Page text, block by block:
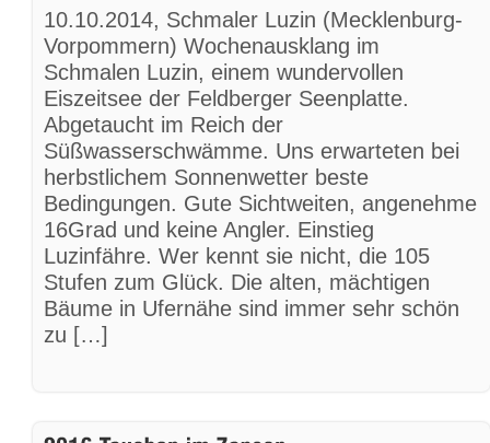
10.10.2014, Schmaler Luzin (Mecklenburg-
Vorpommern) Wochenausklang im
Schmalen Luzin, einem wundervollen
Eiszeitsee der Feldberger Seenplatte.
Abgetaucht im Reich der
Süßwasserschwämme. Uns erwarteten bei
herbstlichem Sonnenwetter beste
Bedingungen. Gute Sichtweiten, angenehme
16Grad und keine Angler. Einstieg
Luzinfähre. Wer kennt sie nicht, die 105
Stufen zum Glück. Die alten, mächtigen
Bäume in Ufernähe sind immer sehr schön
zu […]